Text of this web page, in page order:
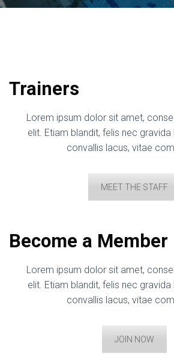
Trainers
Lorem ipsum dolor sit amet,
elit. Etiam blandit, felis nec
convallis lacus, vitae
MEET THE STAFF
Become a Member
Lorem ipsum dolor sit amet,
elit. Etiam blandit, felis nec
convallis lacus, vitae
JOIN NOW